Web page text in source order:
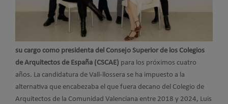
su cargo como presidenta del Consejo Superior de los Colegios
de Arquitectos de España (CSCAE) para los próximos cuatro
años. La candidatura de Vall-llossera se ha impuesto a la
alternativa que encabezaba el que fuera decano del Colegio de
Arquitectos de la Comunidad Valenciana entre 2018 y 2024, Luis